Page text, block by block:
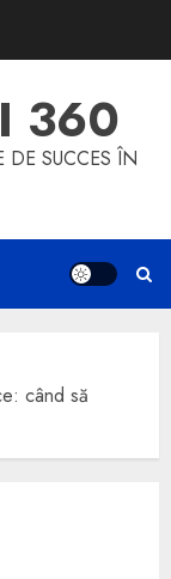
360
DE SUCCES ÎN
când să